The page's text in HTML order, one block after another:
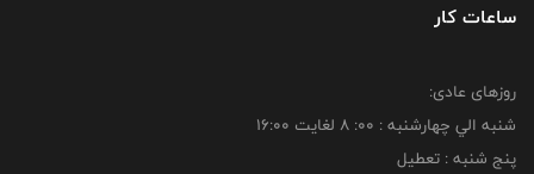
ساعات کار
روزهای عادی:
شنبه الي چهارشنبه : 00: 8 لغايت 16:00
پنج شنبه : تعطیل